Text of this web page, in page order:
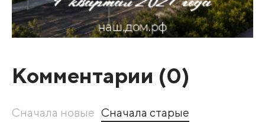
Комментарии (0)
Сначала новые Сначала старые